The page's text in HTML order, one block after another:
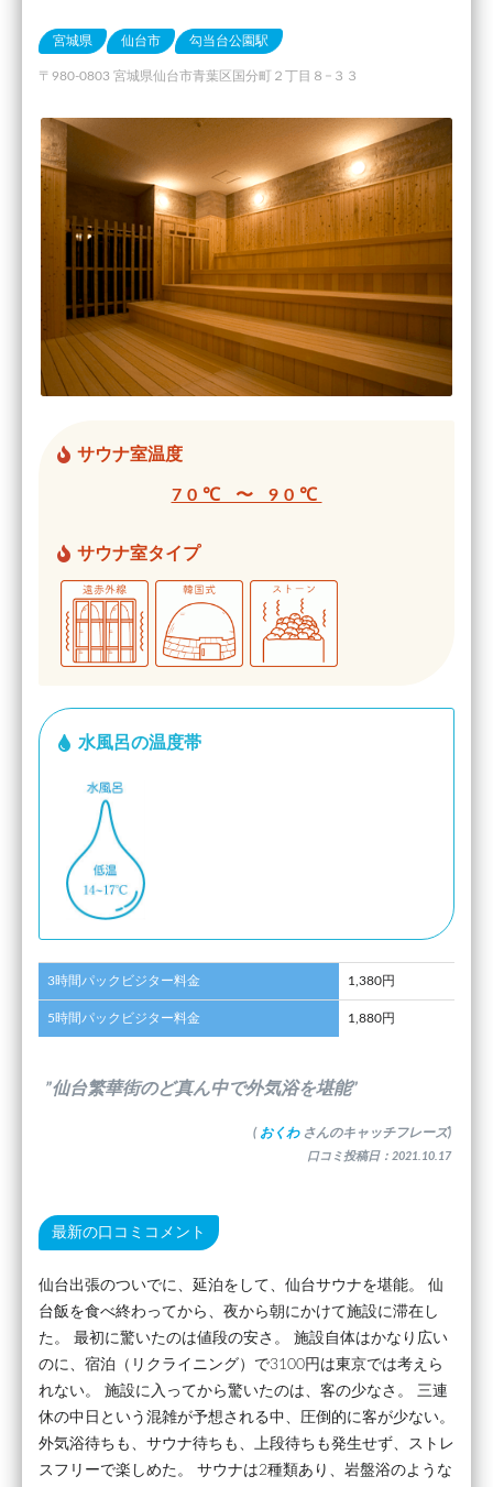
宮城県 仙台市 勾当台公園駅
〒980-0803 宮城県仙台市青葉区国分町２丁目８−３３
サウナ室温度
70℃ 〜 90℃
サウナ室タイプ
水風呂の温度帯
3時間パックビジター料金 1,380円
5時間パックビジター料金 1,880円
”仙台繁華街のど真ん中で外気浴を堪能”
( おくわ さんのキャッチフレーズ)
口コミ投稿日：2021.10.17
最新の口コミコメント
仙台出張のついでに、延泊をして、仙台サウナを堪能。 仙
台飯を食べ終わってから、夜から朝にかけて施設に滞在し
た。 最初に驚いたのは値段の安さ。 施設自体はかなり広い
のに、宿泊（リクライニング）で3100円は東京では考えら
れない。 施設に入ってから驚いたのは、客の少なさ。 三連
休の中日という混雑が予想される中、圧倒的に客が少ない。
外気浴待ちも、サウナ待ちも、上段待ちも発生せず、ストレ
スフリーで楽しめた。 サウナは2種類あり、岩盤浴のような